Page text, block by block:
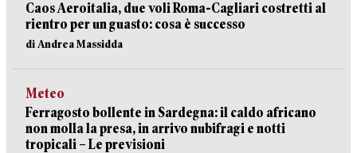
Caos Aeroitalia, due voli Roma-Cagliari costretti al
rientro per un guasto: cosa è successo
di Andrea Massidda
Meteo
Ferragosto bollente in Sardegna: il caldo africano
non molla la presa, in arrivo nubifragi e notti
tropicali – Le previsioni